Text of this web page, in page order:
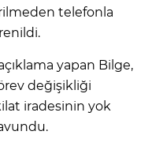
telefonla
yapan Bilge,
değişikliği
iradesinin yok